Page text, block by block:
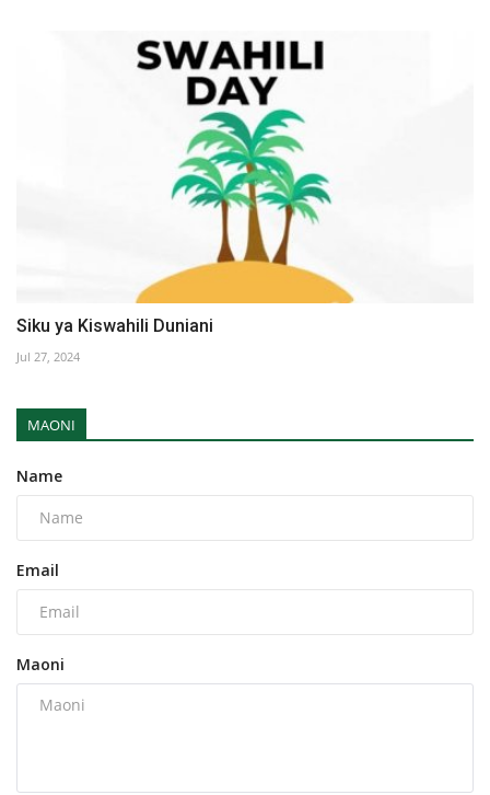
Siku ya Kiswahili Duniani
Jul 27, 2024
MAONI
Name
Email
Maoni